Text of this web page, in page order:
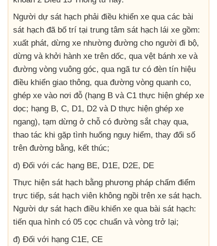
Người dự sát hạch phải điều khiển xe qua các bài
sát hạch đã bố trí tại trung tâm sát hạch lái xe gồm:
xuất phát, dừng xe nhường đường cho người đi bộ,
dừng và khởi hành xe trên dốc, qua vệt bánh xe và
đường vòng vuông góc, qua ngã tư có đèn tín hiệu
điều khiển giao thông, qua đường vòng quanh co,
ghép xe vào nơi đỗ (hạng B và C1 thực hiện ghép xe
dọc; hạng B, C, D1, D2 và D thực hiện ghép xe
ngang), tạm dừng ở chỗ có đường sắt chạy qua,
thao tác khi gặp tình huống nguy hiểm, thay đổi số
trên đường bằng, kết thúc;
d) Đối với các hạng BE, D1E, D2E, DE
Thực hiện sát hạch bằng phương pháp chấm điểm
trực tiếp, sát hạch viên không ngồi trên xe sát hạch.
Người dự sát hạch điều khiển xe qua bài sát hạch:
tiến qua hình có 05 cọc chuẩn và vòng trở lại;
đ) Đối với hạng C1E, CE